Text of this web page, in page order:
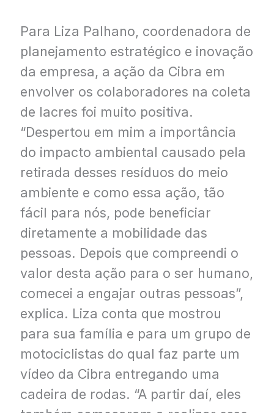
Para Liza Palhano, coordenadora de
planejamento estratégico e inovação
da empresa, a ação da Cibra em
envolver os colaboradores na coleta
de lacres foi muito positiva.
“Despertou em mim a importância
do impacto ambiental causado pela
retirada desses resíduos do meio
ambiente e como essa ação, tão
fácil para nós, pode beneficiar
diretamente a mobilidade das
pessoas. Depois que compreendi o
valor desta ação para o ser humano,
comecei a engajar outras pessoas”,
explica. Liza conta que mostrou
para sua família e para um grupo de
motociclistas do qual faz parte um
vídeo da Cibra entregando uma
cadeira de rodas. “A partir daí, eles